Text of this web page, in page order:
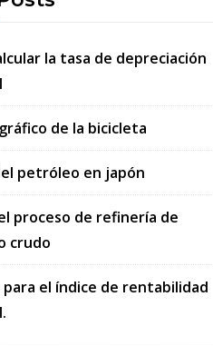
la tasa de depreciación
de la bicicleta
petróleo en japón
proceso de refinería de
crudo
para el índice de rentabilidad